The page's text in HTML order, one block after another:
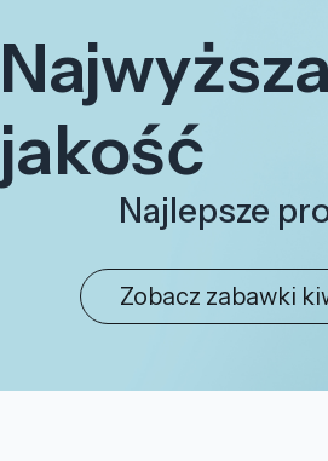
Najwyższa
jakość
Najlepsze
Zobacz zabawki